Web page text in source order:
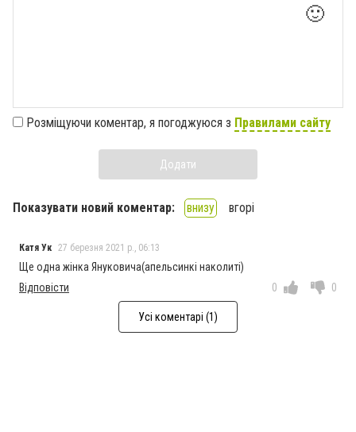
🙂
Розміщуючи коментар, я погоджуюся з Правилами сайту
Додати
Показувати новий коментар: внизу вгорі
Катя Ук 27 березня 2021 р., 06:13
Ще одна жінка Януковича(апельсинкі наколиті)
Відповісти
0 0
Усі коментарі (1)